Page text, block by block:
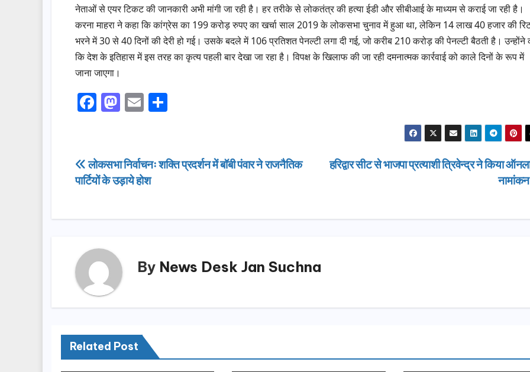
नेताओं से एयर टिकट की जानकारी अभी मांगी जा रही है। हर तरीके से लोकतंत्र की हत्या ईडी और सीबीआई के माध्यम से कराई जा रही है।
करना माहरा ने कहा कि कांग्रेस का 199 करोड़ रुपए का खर्चा साल 2019 के लोकसभा चुनाव में हुआ था, लेकिन 14 लाख 40 हजार की
भरने में 30 से 40 दिनों की देरी हो गई। उसके बदले में 106 प्रतिशत पेनल्टी लगा दी गई, जो करीब 210 करोड़ की पेनल्टी बैठती है। उन्होंने
कि देश के इतिहास में इस तरह का कृत्य पहली बार देखा जा रहा है। विपक्ष के खिलाफ की जा रही दमनात्मक कार्रवाई को काले दिनों के रूप में
जाना जाएगा।
F
e
b
o
M
o
d
n
E
e
Post
navigation
हरिद्वार सीट से भाजपा प्रत्याशी त्रिवेन्द्र ने किया
नामांकन
लोकसभा निर्वाचनः शक्ति प्रदर्शन में बॉबी पंवार ने राजनैतिक
पार्टियों के उड़ाये होश
By News Desk Jan Suchna
Related Post
उत्तराखण्ड